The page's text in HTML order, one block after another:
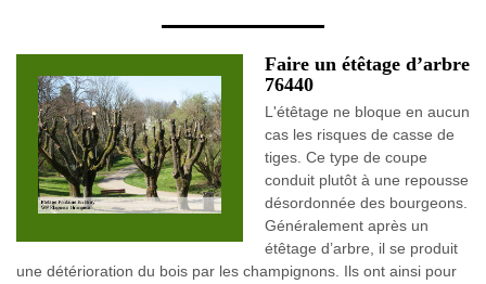
Faire un étêtage d’arbre
76440
L'étêtage ne bloque en aucun
cas les risques de casse de
tiges. Ce type de coupe
conduit plutôt à une repousse
désordonnée des bourgeons.
Généralement après un
étêtage d’arbre, il se produit
une détérioration du bois par les champignons. Ils ont ainsi pour